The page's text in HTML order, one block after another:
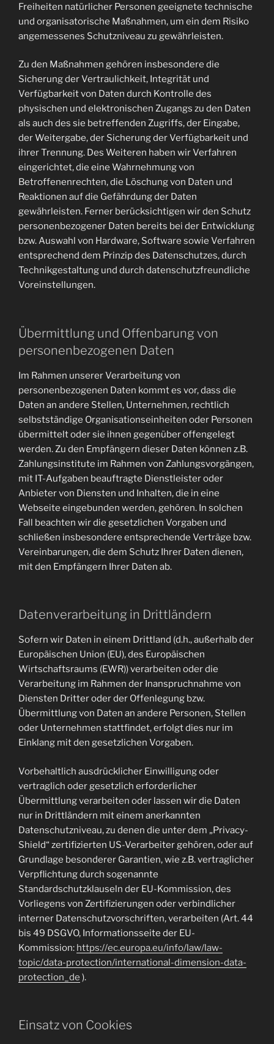
Freiheiten natürlicher Personen geeignete technische
und organisatorische Maßnahmen, um ein dem Risiko
angemessenes Schutzniveau zu gewährleisten.
Zu den Maßnahmen gehören insbesondere die
Sicherung der Vertraulichkeit, Integrität und
Verfügbarkeit von Daten durch Kontrolle des
physischen und elektronischen Zugangs zu den Daten
als auch des sie betreffenden Zugriffs, der Eingabe,
der Weitergabe, der Sicherung der Verfügbarkeit und
ihrer Trennung. Des Weiteren haben wir Verfahren
eingerichtet, die eine Wahrnehmung von
Betroffenenrechten, die Löschung von Daten und
Reaktionen auf die Gefährdung der Daten
gewährleisten. Ferner berücksichtigen wir den Schutz
personenbezogener Daten bereits bei der Entwicklung
bzw. Auswahl von Hardware, Software sowie Verfahren
entsprechend dem Prinzip des Datenschutzes, durch
Technikgestaltung und durch datenschutzfreundliche
Voreinstellungen.
Übermittlung und Offenbarung von
personenbezogenen Daten
Im Rahmen unserer Verarbeitung von
personenbezogenen Daten kommt es vor, dass die
Daten an andere Stellen, Unternehmen, rechtlich
selbstständige Organisationseinheiten oder Personen
übermittelt oder sie ihnen gegenüber offengelegt
werden. Zu den Empfängern dieser Daten können z.B.
Zahlungsinstitute im Rahmen von Zahlungsvorgängen,
mit IT-Aufgaben beauftragte Dienstleister oder
Anbieter von Diensten und Inhalten, die in eine
Webseite eingebunden werden, gehören. In solchen
Fall beachten wir die gesetzlichen Vorgaben und
schließen insbesondere entsprechende Verträge bzw.
Vereinbarungen, die dem Schutz Ihrer Daten dienen,
mit den Empfängern Ihrer Daten ab.
Datenverarbeitung in Drittländern
Sofern wir Daten in einem Drittland (d.h., außerhalb der
Europäischen Union (EU), des Europäischen
Wirtschaftsraums (EWR)) verarbeiten oder die
Verarbeitung im Rahmen der Inanspruchnahme von
Diensten Dritter oder der Offenlegung bzw.
Übermittlung von Daten an andere Personen, Stellen
oder Unternehmen stattfindet, erfolgt dies nur im
Einklang mit den gesetzlichen Vorgaben.
Vorbehaltlich ausdrücklicher Einwilligung oder
vertraglich oder gesetzlich erforderlicher
Übermittlung verarbeiten oder lassen wir die Daten
nur in Drittländern mit einem anerkannten
Datenschutzniveau, zu denen die unter dem „Privacy-
Shield“ zertifizierten US-Verarbeiter gehören, oder auf
Grundlage besonderer Garantien, wie z.B. vertraglicher
Verpflichtung durch sogenannte
Standardschutzklauseln der EU-Kommission, des
Vorliegens von Zertifizierungen oder verbindlicher
interner Datenschutzvorschriften, verarbeiten (Art. 44
bis 49 DSGVO, Informationsseite der EU-
Kommission: https://ec.europa.eu/info/law/law-
topic/data-protection/international-dimension-data-
protection_de ).
Einsatz von Cookies